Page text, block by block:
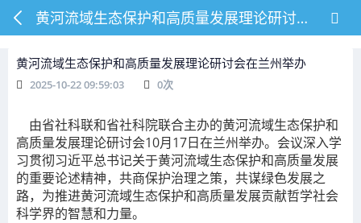
黄河流域生态保护和高质量发展理论研讨会在兰州举办
黄河流域生态保护和高质量发展理论研讨会在兰州举办
2025-10-22 09:59:03 0次
由省社科联和省社科院联合主办的黄河流域生态保护和
高质量发展理论研讨会10月17日在兰州举办。会议深入学
习贯彻习近平总书记关于黄河流域生态保护和高质量发展
的重要论述精神，共商保护治理之策，共谋绿色发展之
路，为推进黄河流域生态保护和高质量发展贡献哲学社会
科学界的智慧和力量。